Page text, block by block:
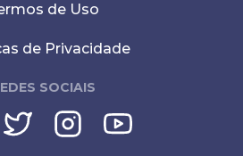
de Uso
de Privacidade
SOCIAIS